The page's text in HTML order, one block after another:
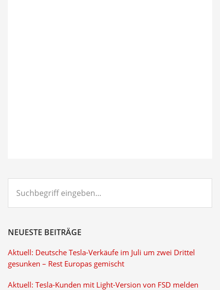
eingeben...
NEUESTE BEITRÄGE
Aktuell: Deutsche Tesla-Verkäufe im Juli um zwei Drittel
gesunken – Rest Europas gemischt
Aktuell: Tesla-Kunden mit Light-Version von FSD melden